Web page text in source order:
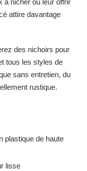
à nicher ou leur offrir
attire davantage
des nichoirs pour
tous les styles de
sans entretien, du
rustique.
plastique de haute
lisse